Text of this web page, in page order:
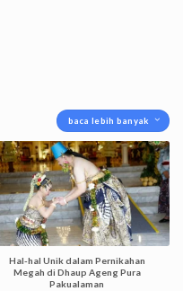
baca lebih banyak
Hal-hal Unik dalam Pernikahan
Megah di Dhaup Ageng Pura
Pakualaman